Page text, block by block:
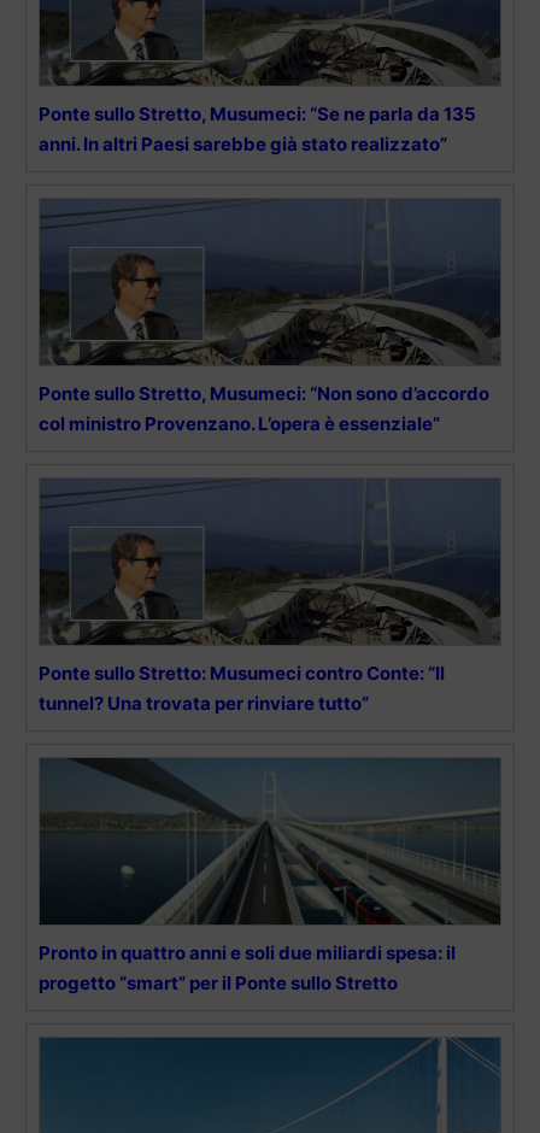
Ponte sullo Stretto, Musumeci: “Se ne parla da 135
anni. In altri Paesi sarebbe già stato realizzato”
Ponte sullo Stretto, Musumeci: “Non sono d’accordo
col ministro Provenzano. L’opera è essenziale”
Ponte sullo Stretto: Musumeci contro Conte: “Il
tunnel? Una trovata per rinviare tutto”
Pronto in quattro anni e soli due miliardi spesa: il
progetto “smart” per il Ponte sullo Stretto